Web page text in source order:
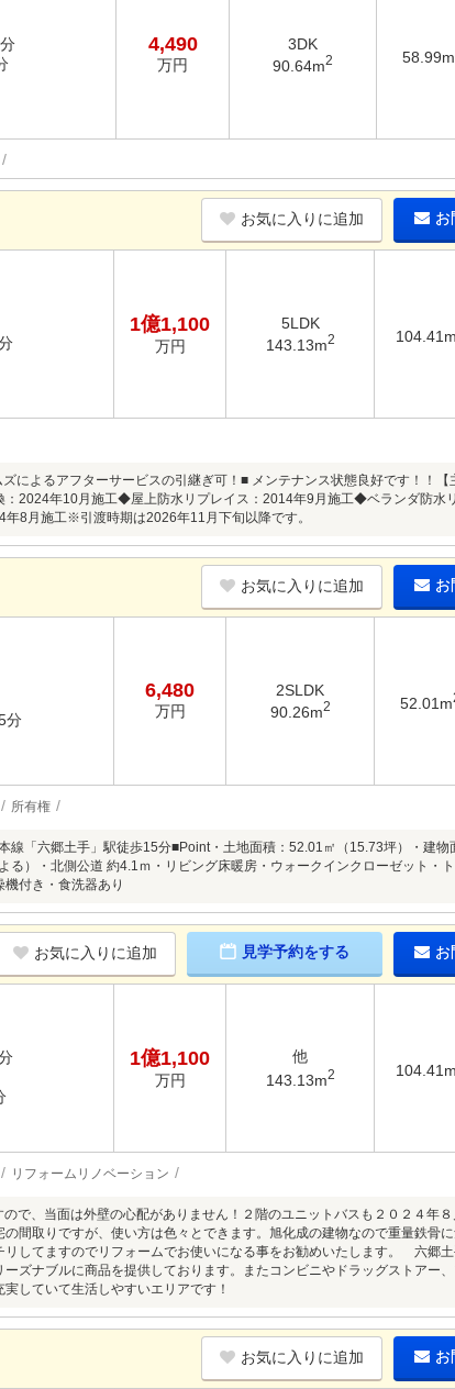
4,490
万円
3DK
90.64m2 58.99m
お気に入りに追加 お
1億1,100
万円
5LDK
143.13m2 104.41m
によるアフターサービスの引継ぎ可！■ メンテナンス状態良好です！！【
2024年10月施工◆屋上防水リプレイス：2014年9月施工◆ベランダ防水
8月施工※引渡時期は2026年11月下旬以降です。
お気に入りに追加 お
分
6,480
万円
2SLDK
90.26m2 52.01m
所有権
線「六郷土手」駅徒歩15分■Point・土地面積：52.01㎡（15.73坪）・建物
る）・北側公道 約4.1ｍ・リビング床暖房・ウォークインクローゼット・
付き・食洗器あり
お気に入りに追加 見学予約をする お
1億1,100
万円
他
143.13m2 104.41m
リフォームリノベーション
で、当面は外壁の心配がありません！２階のユニットバスも２０２４年
間取りですが、使い方は色々とできます。旭化成の建物なので重量鉄骨
してますのでリフォームでお使いになる事をお勧めいたします。 六郷
ズナブルに商品を提供しております。またコンビニやドラッグストアー
していて生活しやすいエリアです！
お気に入りに追加 お